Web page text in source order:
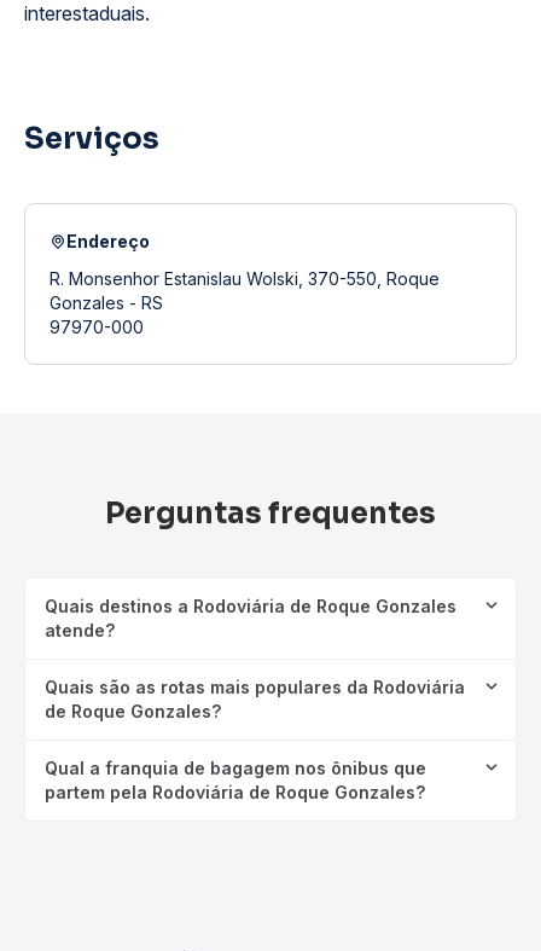
interestaduais.
Serviços
Endereço
R. Monsenhor Estanislau Wolski, 370-550, Roque
Gonzales - RS
97970-000
Perguntas frequentes
Quais destinos a Rodoviária de Roque Gonzales
atende?
Quais são as rotas mais populares da Rodoviária
de Roque Gonzales?
Qual a franquia de bagagem nos ônibus que
partem pela Rodoviária de Roque Gonzales?